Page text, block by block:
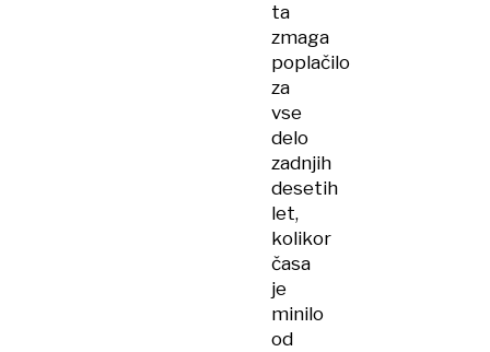
ta
zmaga
poplačilo
za
vse
delo
zadnjih
desetih
let,
kolikor
časa
je
minilo
od